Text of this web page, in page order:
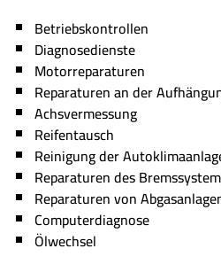
Betriebskontrollen
Diagnosedienste
Motorreparaturen
Reparaturen an der
Achsvermessung
Reifentausch
Reinigung der
Reparaturen des
Reparaturen von
Computerdiagnose
Ölwechsel